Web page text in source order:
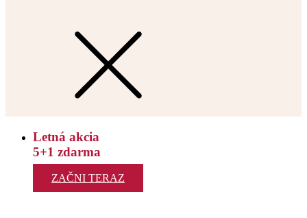
Letná akcia
5+1 zdarma
ZAČNI TERAZ